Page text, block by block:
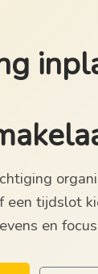
een tijdslot
en